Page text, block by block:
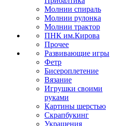
Молнии спираль
Молнии рулонка
Молнии трактор
ПНК им.Кирова
Прочее
Развивающие игры
Фетр
Бисероплетение
Вязание
Игрушки своими
руками
Картины шерстью
Скрапбукинг
Украшения